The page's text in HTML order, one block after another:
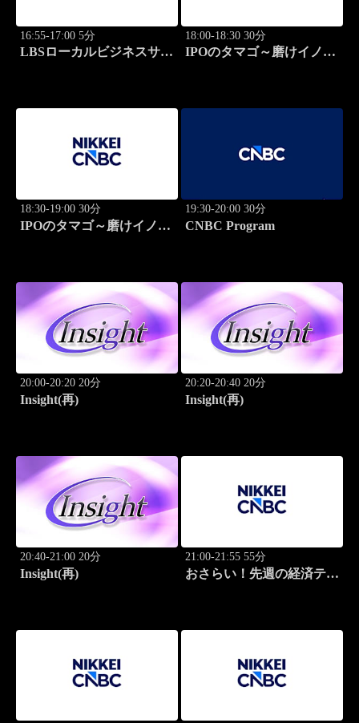
16:55-17:00 5分
LBSローカルビジネスサテ
18:00-18:30 30分
IPOのタマゴ～磨けイノベ
18:30-19:00 30分
IPOのタマゴ～磨けイノベ
19:30-20:00 30分
CNBC Program
20:00-20:20 20分
Insight(再)
20:20-20:40 20分
Insight(再)
20:40-21:00 20分
Insight(再)
21:00-21:55 55分
おさらい！先週の経済テー